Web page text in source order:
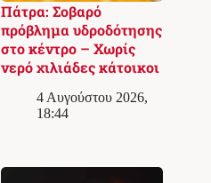
Πάτρα: Σοβαρό
πρόβλημα υδροδότησης
στο κέντρο – Χωρίς
νερό χιλιάδες κάτοικοι
4 Αυγούστου 2026,
18:44